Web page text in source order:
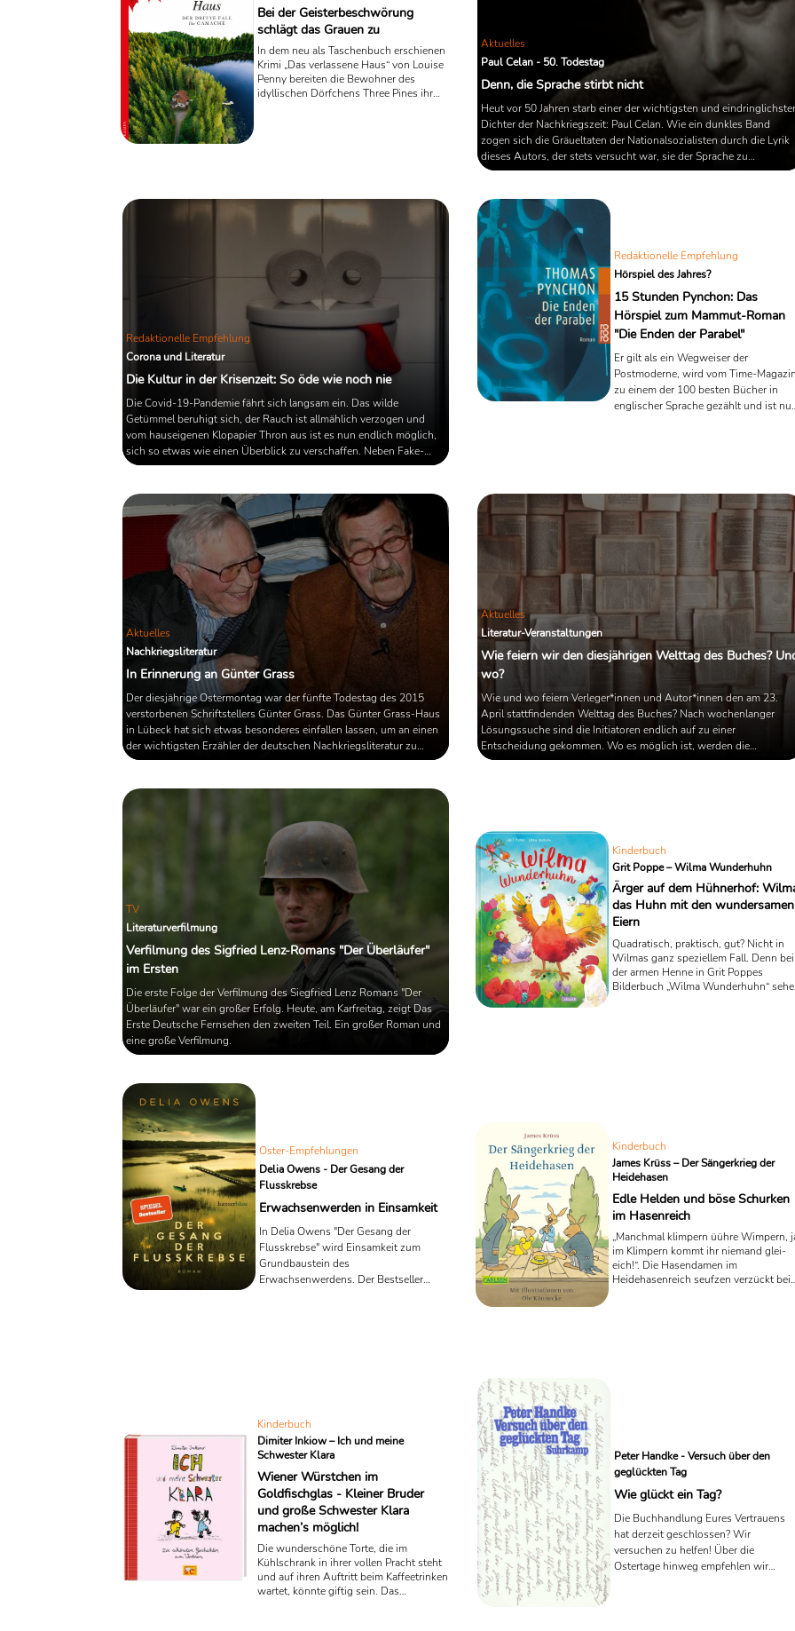
Bei der Geisterbeschwörung
schlägt das Grauen zu
In dem neu als Taschenbuch erschienen
Krimi „Das verlassene Haus“ von Louise
Penny bereiten die Bewohner des
idyllischen Dörfchens Three Pines ihr
Aktuelles
Paul Celan - 50. Todestag
Denn, die Sprache stirbt nicht
Heut vor 50 Jahren starb einer der wichtigsten und
Dichter der Nachkriegszeit: Paul Celan. Wie ein dunkles Band
zogen sich die Gräueltaten der Nationalsozialisten durch die Lyrik
dieses Autors, der stets versucht war, sie der Sprache zu
unterwerfen.
Redaktionelle Empfehlung
Corona und Literatur
Die Kultur in der Krisenzeit: So öde wie noch nie
Die Covid-19-Pandemie fährt sich langsam ein. Das wilde
Getümmel beruhigt sich, der Rauch ist allmählich verzogen und
vom hauseigenen Klopapier Thron aus ist es nun endlich möglich,
sich so etwas wie einen Überblick zu verschaffen. Neben Fake-
News, Erhebungen, Anklagen und Statistiken fällt dabei vor allem
noch nie.
Redaktionelle Empfehlung
Hörspiel des Jahres?
15 Stunden Pynchon: Das
Hörspiel zum Mammut-Roman
"Die Enden der Parabel"
Er gilt als ein Wegweiser der
Postmoderne, wird vom Time-
zu einem der 100 besten Bücher in
englischer Sprache gezählt und ist
Aktuelles
Nachkriegsliteratur
In Erinnerung an Günter Grass
Der diesjährige Ostermontag war der fünfte Todestag des 2015
verstorbenen Schriftstellers Günter Grass. Das Günter Grass-Haus
in Lübeck hat sich etwas besonderes einfallen lassen, um an einen
der wichtigsten Erzähler der deutschen Nachkriegsliteratur zu
erinnern.
Aktuelles
Literatur-Veranstaltungen
Wie feiern wir den diesjährigen Welttag des Buches?
wo?
Wie und wo feiern Verleger*innen und Autor*innen den am 23.
April stattfindenden Welttag des Buches? Nach wochenlanger
Lösungssuche sind die Initiatoren endlich auf zu einer
Entscheidung gekommen. Wo es möglich ist, werden die
Veranstaltungen ins Netz verlegt.
TV
Literaturverfilmung
Verfilmung des Sigfried Lenz-Romans "Der Überläufer"
im Ersten
Die erste Folge der Verfilmung des Siegfried Lenz Romans "Der
Überläufer" war ein großer Erfolg. Heute, am Karfreitag, zeigt Das
Erste Deutsche Fernsehen den zweiten Teil. Ein großer Roman und
eine große Verfilmung.
Kinderbuch
Grit Poppe – Wilma Wunderhuhn
Ärger auf dem Hühnerhof:
das Huhn mit den wundersamen
Eiern
Quadratisch, praktisch, gut? Nicht in
Wilmas ganz speziellem Fall. Denn bei
der armen Henne in Grit Poppes
Bilderbuch „Wilma Wunderhuhn“
Oster-Empfehlungen
Delia Owens - Der Gesang der
Flusskrebse
Erwachsenwerden in Einsamkeit
In Delia Owens "Der Gesang der
Flusskrebse" wird Einsamkeit zum
Grundbaustein des
Erwachsenwerdens. Der Bestseller
Kinderbuch
James Krüss – Der Sängerkrieg der
Heidehasen
Edle Helden und böse Schurken
im Hasenreich
„Manchmal klimpern üühre Wimpern,
im Klimpern kommt ihr niemand glei-
eich!“. Die Hasendamen im
Heidehasenreich seufzen verzückt bei
Kinderbuch
Dimiter Inkiow – Ich und meine
Schwester Klara
Wiener Würstchen im
Goldfischglas - Kleiner Bruder
und große Schwester Klara
machen’s möglich!
Die wunderschöne Torte, die im
Kühlschrank in ihrer vollen Pracht steht
und auf ihren Auftritt beim Kaffeetrinken
wartet, könnte giftig sein. Das
Peter Handke - Versuch über den
geglückten Tag
Wie glückt ein Tag?
Die Buchhandlung Eures Vertrauens
hat derzeit geschlossen? Wir
versuchen zu helfen! Über die
Ostertage hinweg empfehlen wir